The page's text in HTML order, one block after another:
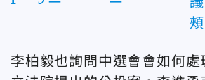
李柏毅也詢問中選會會如何處